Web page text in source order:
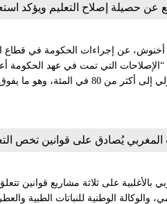
عن حصيلة إصلاح التعليم ويؤكد
عن إجراءات الحكومة في قطاع
“الإصلاحات التي تمت في عهد الحكومة
يُصادق على قوانين تخص
على ثلاثة مشاريع قوانين
والوكالة الوطنية للنباتات الطبية